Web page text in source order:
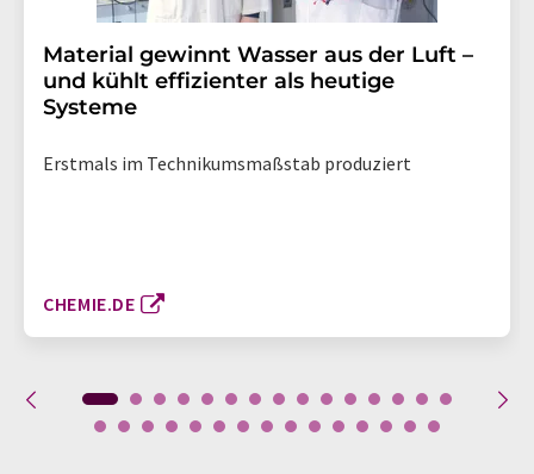
Material gewinnt Wasser aus der Luft –
und kühlt effizienter als heutige
Systeme
Erstmals im Technikumsmaßstab produziert
CHEMIE.DE